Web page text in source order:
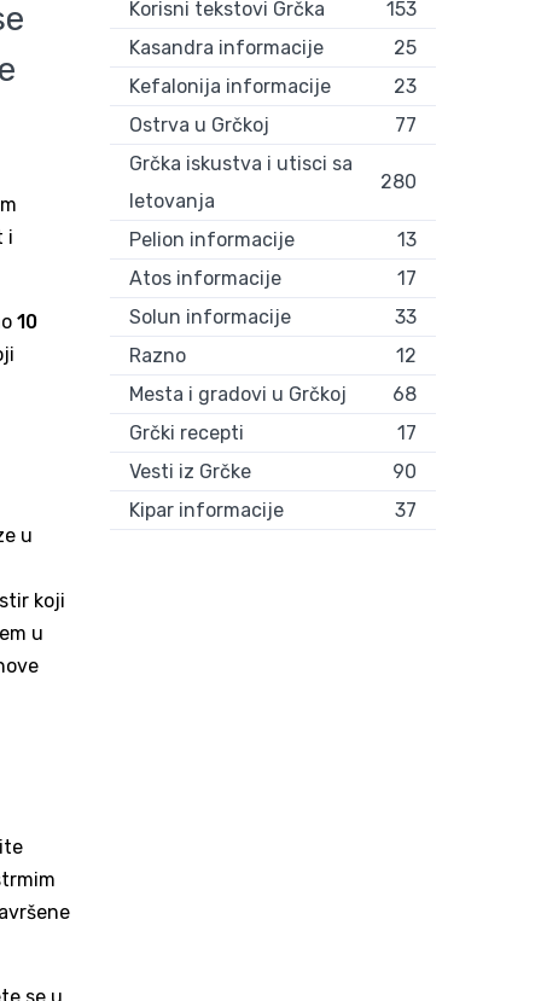
i
10
u
koji
u
Korisni tekstovi Grčka
153
Kasandra informacije
25
Kefalonija informacije
23
Ostrva u Grčkoj
77
Grčka iskustva i utisci sa
letovanja
280
Pelion informacije
13
Atos informacije
17
Solun informacije
33
Razno
12
Mesta i gradovi u Grčkoj
68
Grčki recepti
17
Vesti iz Grčke
90
Kipar informacije
37